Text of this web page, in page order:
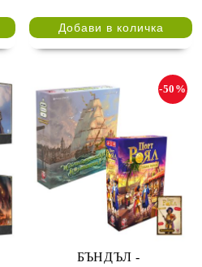
БЪНДЪЛ -
-50%